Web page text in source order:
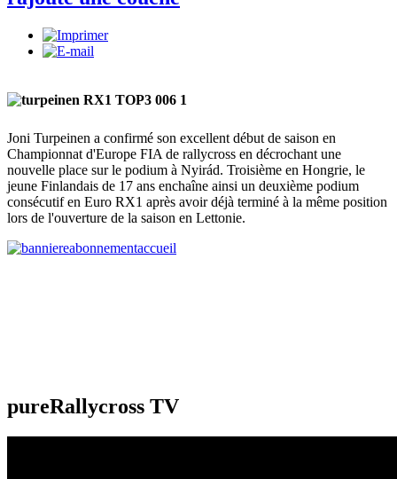
Joni Turpeinen a confirmé son excellent début de saison en
Championnat d'Europe FIA de rallycross en décrochant une
nouvelle place sur le podium à Nyirád. Troisième en Hongrie, le
jeune Finlandais de 17 ans enchaîne ainsi un deuxième podium
consécutif en Euro RX1 après avoir déjà terminé à la même position
lors de l'ouverture de la saison en Lettonie.
pureRallycross TV